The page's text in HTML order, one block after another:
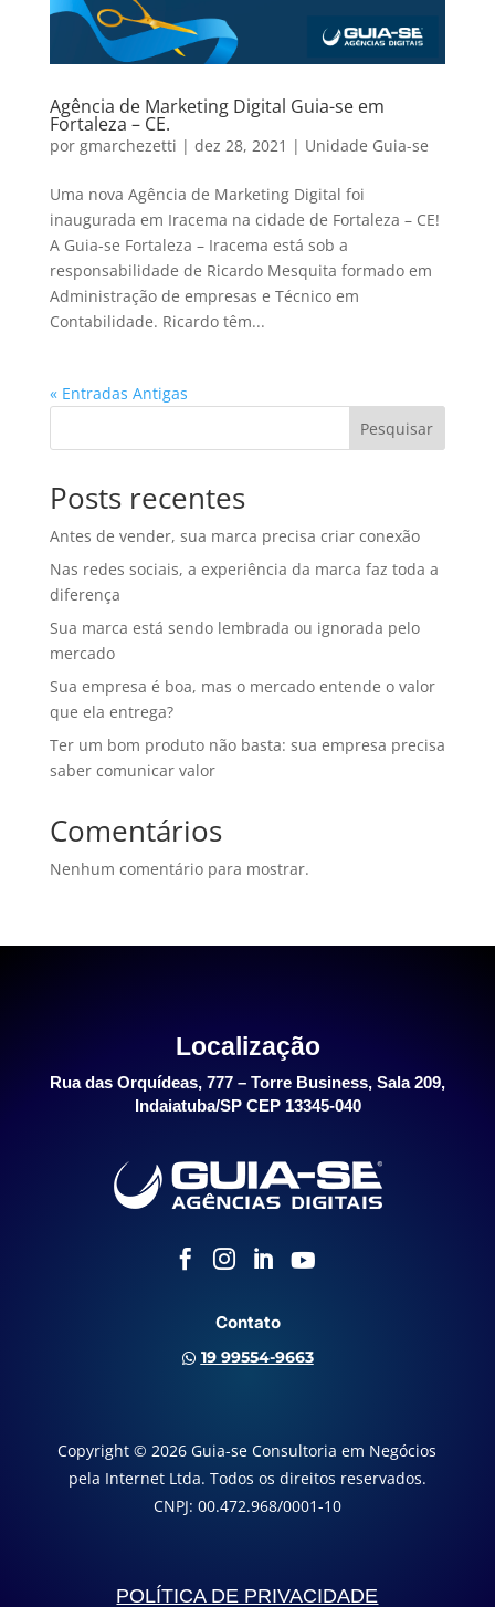
Agência de Marketing Digital Guia-se em
Fortaleza – CE.
por gmarchezetti | dez 28, 2021 | Unidade Guia-se
Uma nova Agência de Marketing Digital foi
inaugurada em Iracema na cidade de Fortaleza – CE!
A Guia-se Fortaleza – Iracema está sob a
responsabilidade de Ricardo Mesquita formado em
Administração de empresas e Técnico em
Contabilidade. Ricardo têm...
« Entradas Antigas
Pesquisar
Posts recentes
Antes de vender, sua marca precisa criar conexão
Nas redes sociais, a experiência da marca faz toda a
diferença
Sua marca está sendo lembrada ou ignorada pelo
mercado
Sua empresa é boa, mas o mercado entende o valor
que ela entrega?
Ter um bom produto não basta: sua empresa precisa
saber comunicar valor
Comentários
Nenhum comentário para mostrar.
Localização
Rua das Orquídeas, 777 – Torre Business, Sala 209,
Indaiatuba/SP CEP 13345-040
   
Contato
 19 99554-9663
Copyright © 2026 Guia-se Consultoria em Negócios
pela Internet Ltda. Todos os direitos reservados.
CNPJ: 00.472.968/0001-10
POLÍTICA DE PRIVACIDADE